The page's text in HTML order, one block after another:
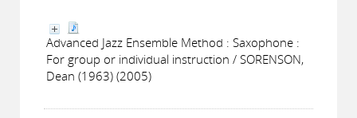
Advanced Jazz Ensemble Method : Saxophone :
For group or individual instruction / SORENSON,
Dean (1963) (2005)